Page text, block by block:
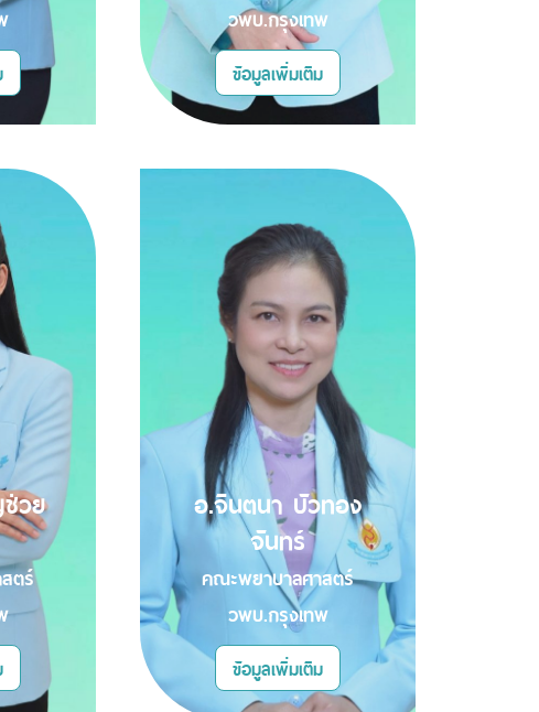
วพบ.กรุงเทพ
ข้อมูลเพิ่มเติม
วย
ตร์
อ.จินตนา บัวทอง
จันทร์
คณะพยาบาลศาสตร์
วพบ.กรุงเทพ
ข้อมูลเพิ่มเติม